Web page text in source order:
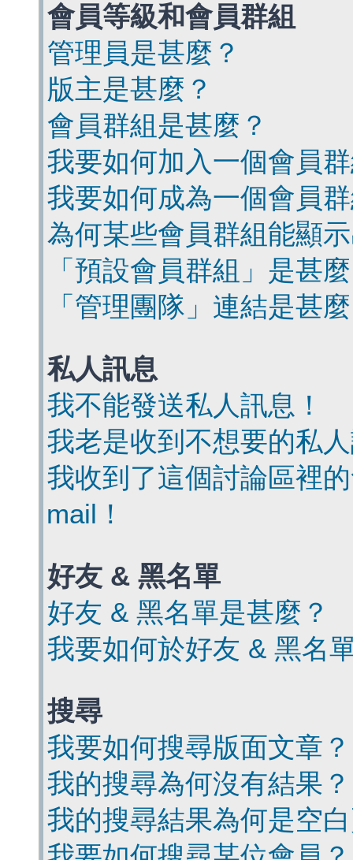
會員等級和會員群組
管理員是甚麼？
版主是甚麼？
會員群組是甚麼？
我要如何加入一個會員
我要如何成為一個會員
為何某些會員群組能顯
「預設會員群組」是甚
「管理團隊」連結是甚
私人訊息
我不能發送私人訊息！
我老是收到不想要的私
我收到了這個討論區裡
mail！
好友 & 黑名單
好友 & 黑名單是甚麼？
我要如何於好友 & 黑名
搜尋
我要如何搜尋版面文章？
我的搜尋為何沒有結果？
我的搜尋結果為何是空